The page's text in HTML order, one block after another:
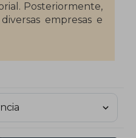
Posteriormente,
empresas e
que moderniza los
donde utiliza la